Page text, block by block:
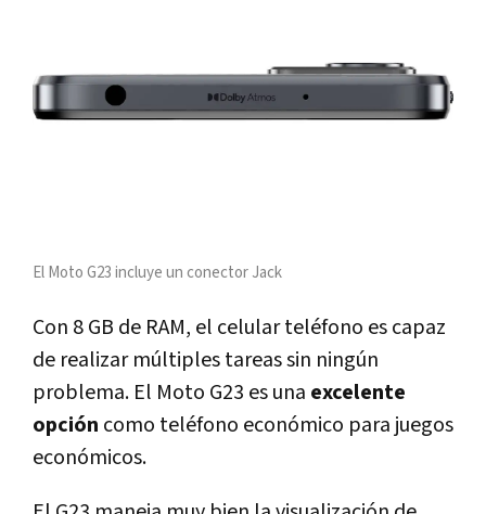
El Moto G23 incluye un conector Jack
Con 8 GB de RAM, el celular teléfono es capaz
de realizar múltiples tareas sin ningún
problema. El Moto G23 es una excelente
opción como teléfono económico para juegos
económicos.